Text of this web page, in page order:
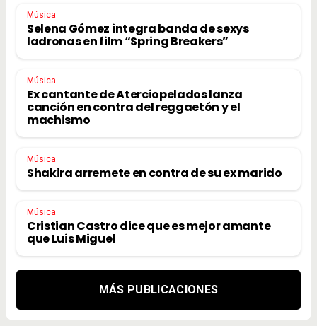
Música
Selena Gómez integra banda de sexys
ladronas en film “Spring Breakers”
Música
Ex cantante de Aterciopelados lanza
canción en contra del reggaetón y el
machismo
Música
Shakira arremete en contra de su ex marido
Música
Cristian Castro dice que es mejor amante
que Luis Miguel
MÁS PUBLICACIONES